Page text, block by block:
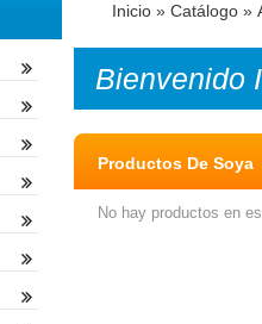
Inicio » Catálogo »
Bienvenido
Productos De Soya
No hay productos en